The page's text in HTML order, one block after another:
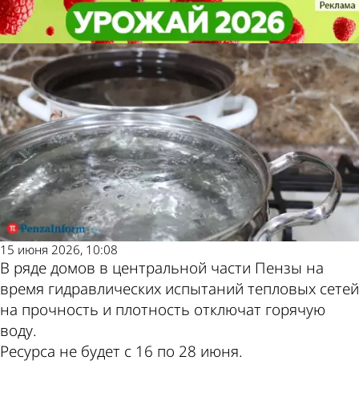
В центральной части Пензы
отключат горячую воду
Общество
15 июня 2026, 10:08
В ряде домов в центральной части Пензы на
время гидравлических испытаний тепловых сетей
на прочность и плотность отключат горячую
воду.
Ресурса не будет с 16 по 28 июня.
В центральной части Пензы
отключат горячую воду
Общество
Другие новости
по теме
Погода и курсы
валют в Пензе